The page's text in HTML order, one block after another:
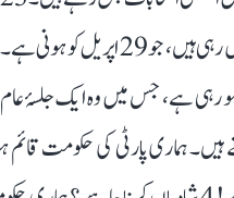
کی تیاریاں چل رہی